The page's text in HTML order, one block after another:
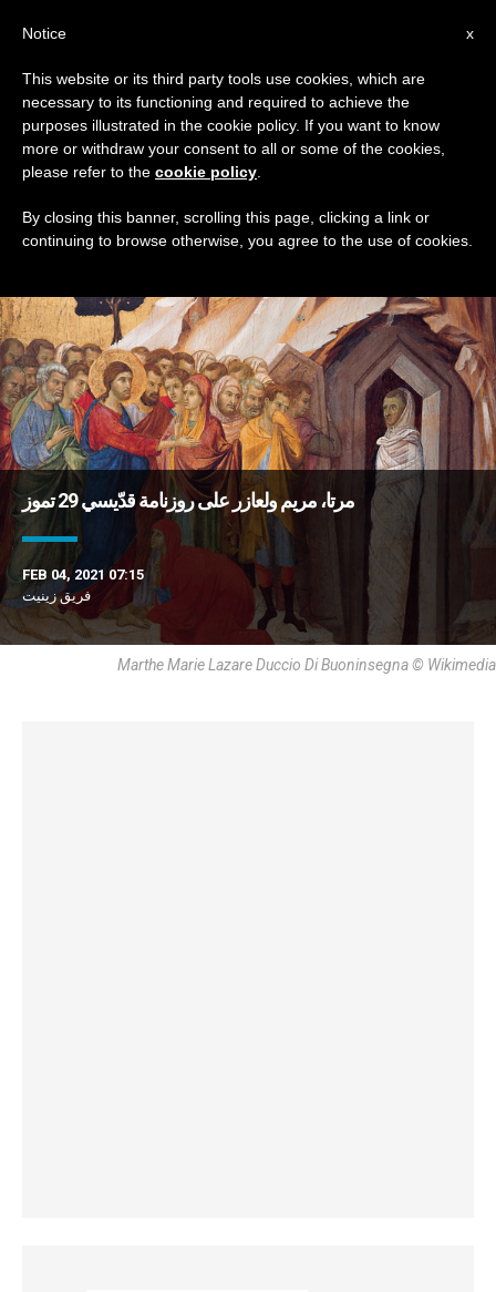
TAG
Posts Tagged ‘مرتى’
DERNIÈRES NOUVELLES
مرتا، مريم ولعازر على روزنامة قدّيسي 29 تموز
FEB 04, 2021 07:15
فريق زينيت
Marthe Marie Lazare Duccio Di Buoninsegna © Wikimedia
x
Notice
This website or its third party tools use cookies, which are
necessary to its functioning and required to achieve the
purposes illustrated in the cookie policy. If you want to know
more or withdraw your consent to all or some of the cookies,
please refer to the cookie policy
By closing this banner, scrolling this page, clicking a link or
continuing to browse otherwise, you agree to the use of cookies.